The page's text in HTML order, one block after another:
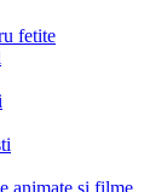
fetite
animate si filme